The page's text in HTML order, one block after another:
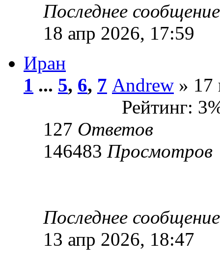
Последнее
18 апр 2026, 17:59
Иран
1 ... 5, 6, 7 Andrew » 17
Рейтинг:
127 Ответов
146483 Просмотров
Последнее
13 апр 2026, 18:47